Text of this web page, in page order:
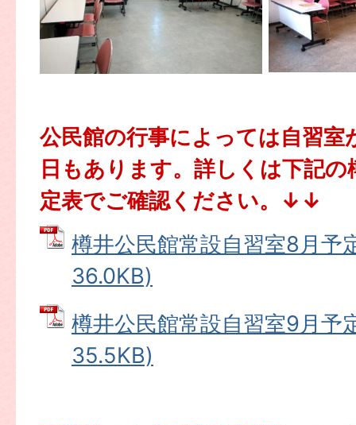
公民館の行事によっては自習室
日もあります。詳しくは下記の
定表でご確認ください。↓↓
樽井公民館常設自習室8月予
36.0KB)
樽井公民館常設自習室9月予
35.5KB)